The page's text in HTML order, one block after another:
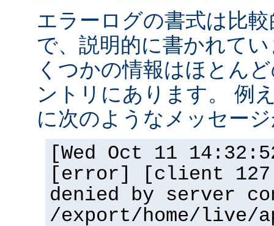
エラーログの書式は比
で、説明的に書かれて
くつかの情報はほとん
ントリにあります。 例
に次のようなメッセー
[Wed Oct 11
[error] [client
denied by server
/export/home/live/